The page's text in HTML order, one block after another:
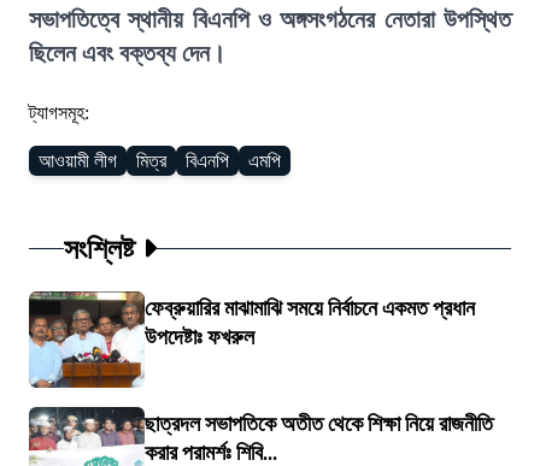
সভাপতিত্বে স্থানীয় বিএনপি ও অঙ্গসংগঠনের নেতারা উপস্থিত
ছিলেন এবং বক্তব্য দেন।
ট্যাগসমূহ:
আওয়ামী লীগ মিত্র বিএনপি এমপি
সংশ্লিষ্ট
ফেব্রুয়ারির মাঝামাঝি সময়ে নির্বাচনে একমত প্রধান
উপদেষ্টাঃ ফখরুল
ছাত্রদল সভাপতিকে অতীত থেকে শিক্ষা নিয়ে রাজনীতি
করার পরামর্শঃ শিবি...